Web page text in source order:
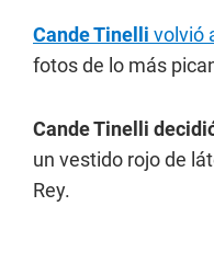
Cande Tinelli volvió
fotos de lo más
Cande Tinelli
un vestido rojo de
Rey.